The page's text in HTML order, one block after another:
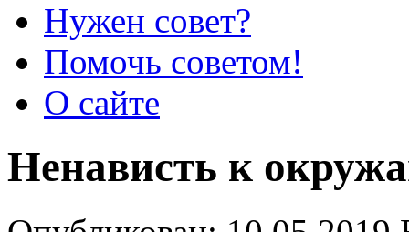
Нужен совет?
Помочь советом!
О сайте
Ненависть к